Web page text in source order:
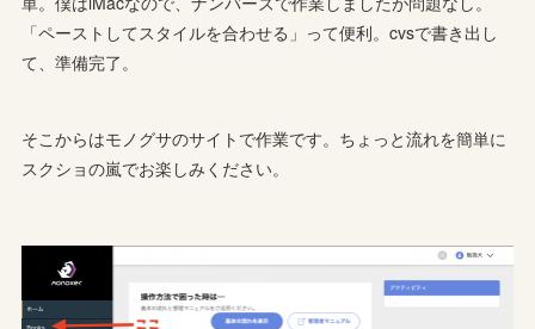
「ペーストしてスタイルを合わせる」って便利。cvsで書き出し
て、準備完了。
そこからはモノグサのサイトで作業です。ちょっと流れを簡単に
スクショの嵐でお楽しみください。